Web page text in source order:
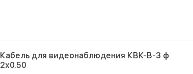
Кабель для видеонаблюдения КВК-В-3 ф
2х0.50